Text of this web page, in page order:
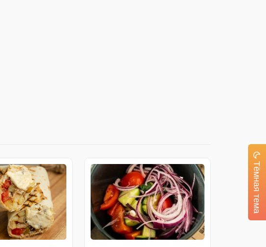
Тёмная тема